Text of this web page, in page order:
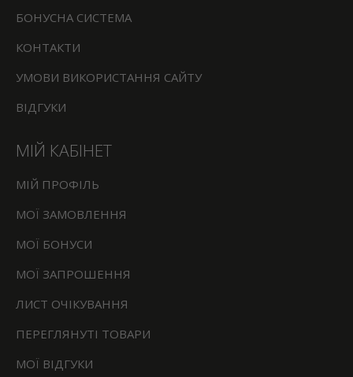
БОНУСНА СИСТЕМА
КОНТАКТИ
УМОВИ ВИКОРИСТАННЯ САЙТУ
ВІДГУКИ
МІЙ КАБІНЕТ
МІЙ ПРОФІЛЬ
МОЇ ЗАМОВЛЕННЯ
МОЇ БОНУСИ
МОЇ ЗАПРОШЕННЯ
ЛИСТ ОЧІКУВАННЯ
ПЕРЕГЛЯНУТІ ТОВАРИ
МОЇ ВІДГУКИ